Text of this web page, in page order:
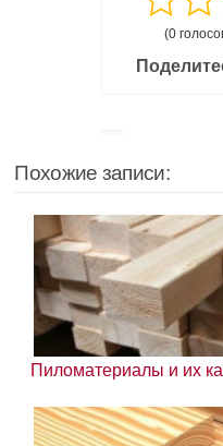
(0
Похожие записи:
Пиломатериалы и их